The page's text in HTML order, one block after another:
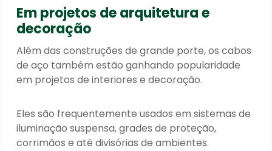
Em projetos de arquitetura e
decoração
Além das construções de grande porte, os cabos
de aço também estão ganhando popularidade
em projetos de interiores e decoração.
Eles são frequentemente usados em sistemas de
iluminação suspensa, grades de proteção,
corrimãos e até divisórias de ambientes.